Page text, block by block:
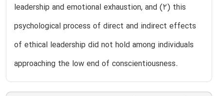
leadership and emotional exhaustion, and (2) this
psychological process of direct and indirect effects
of ethical leadership did not hold among individuals
approaching the low end of conscientiousness.